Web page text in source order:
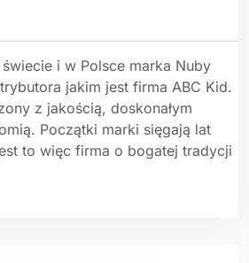
i w Polsce marka Nuby
jakim jest firma ABC Kid.
z jakością, doskonałym
Początki marki sięgają lat
to więc firma o bogatej tradycji